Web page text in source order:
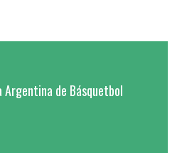
Argentina de Básquetbol